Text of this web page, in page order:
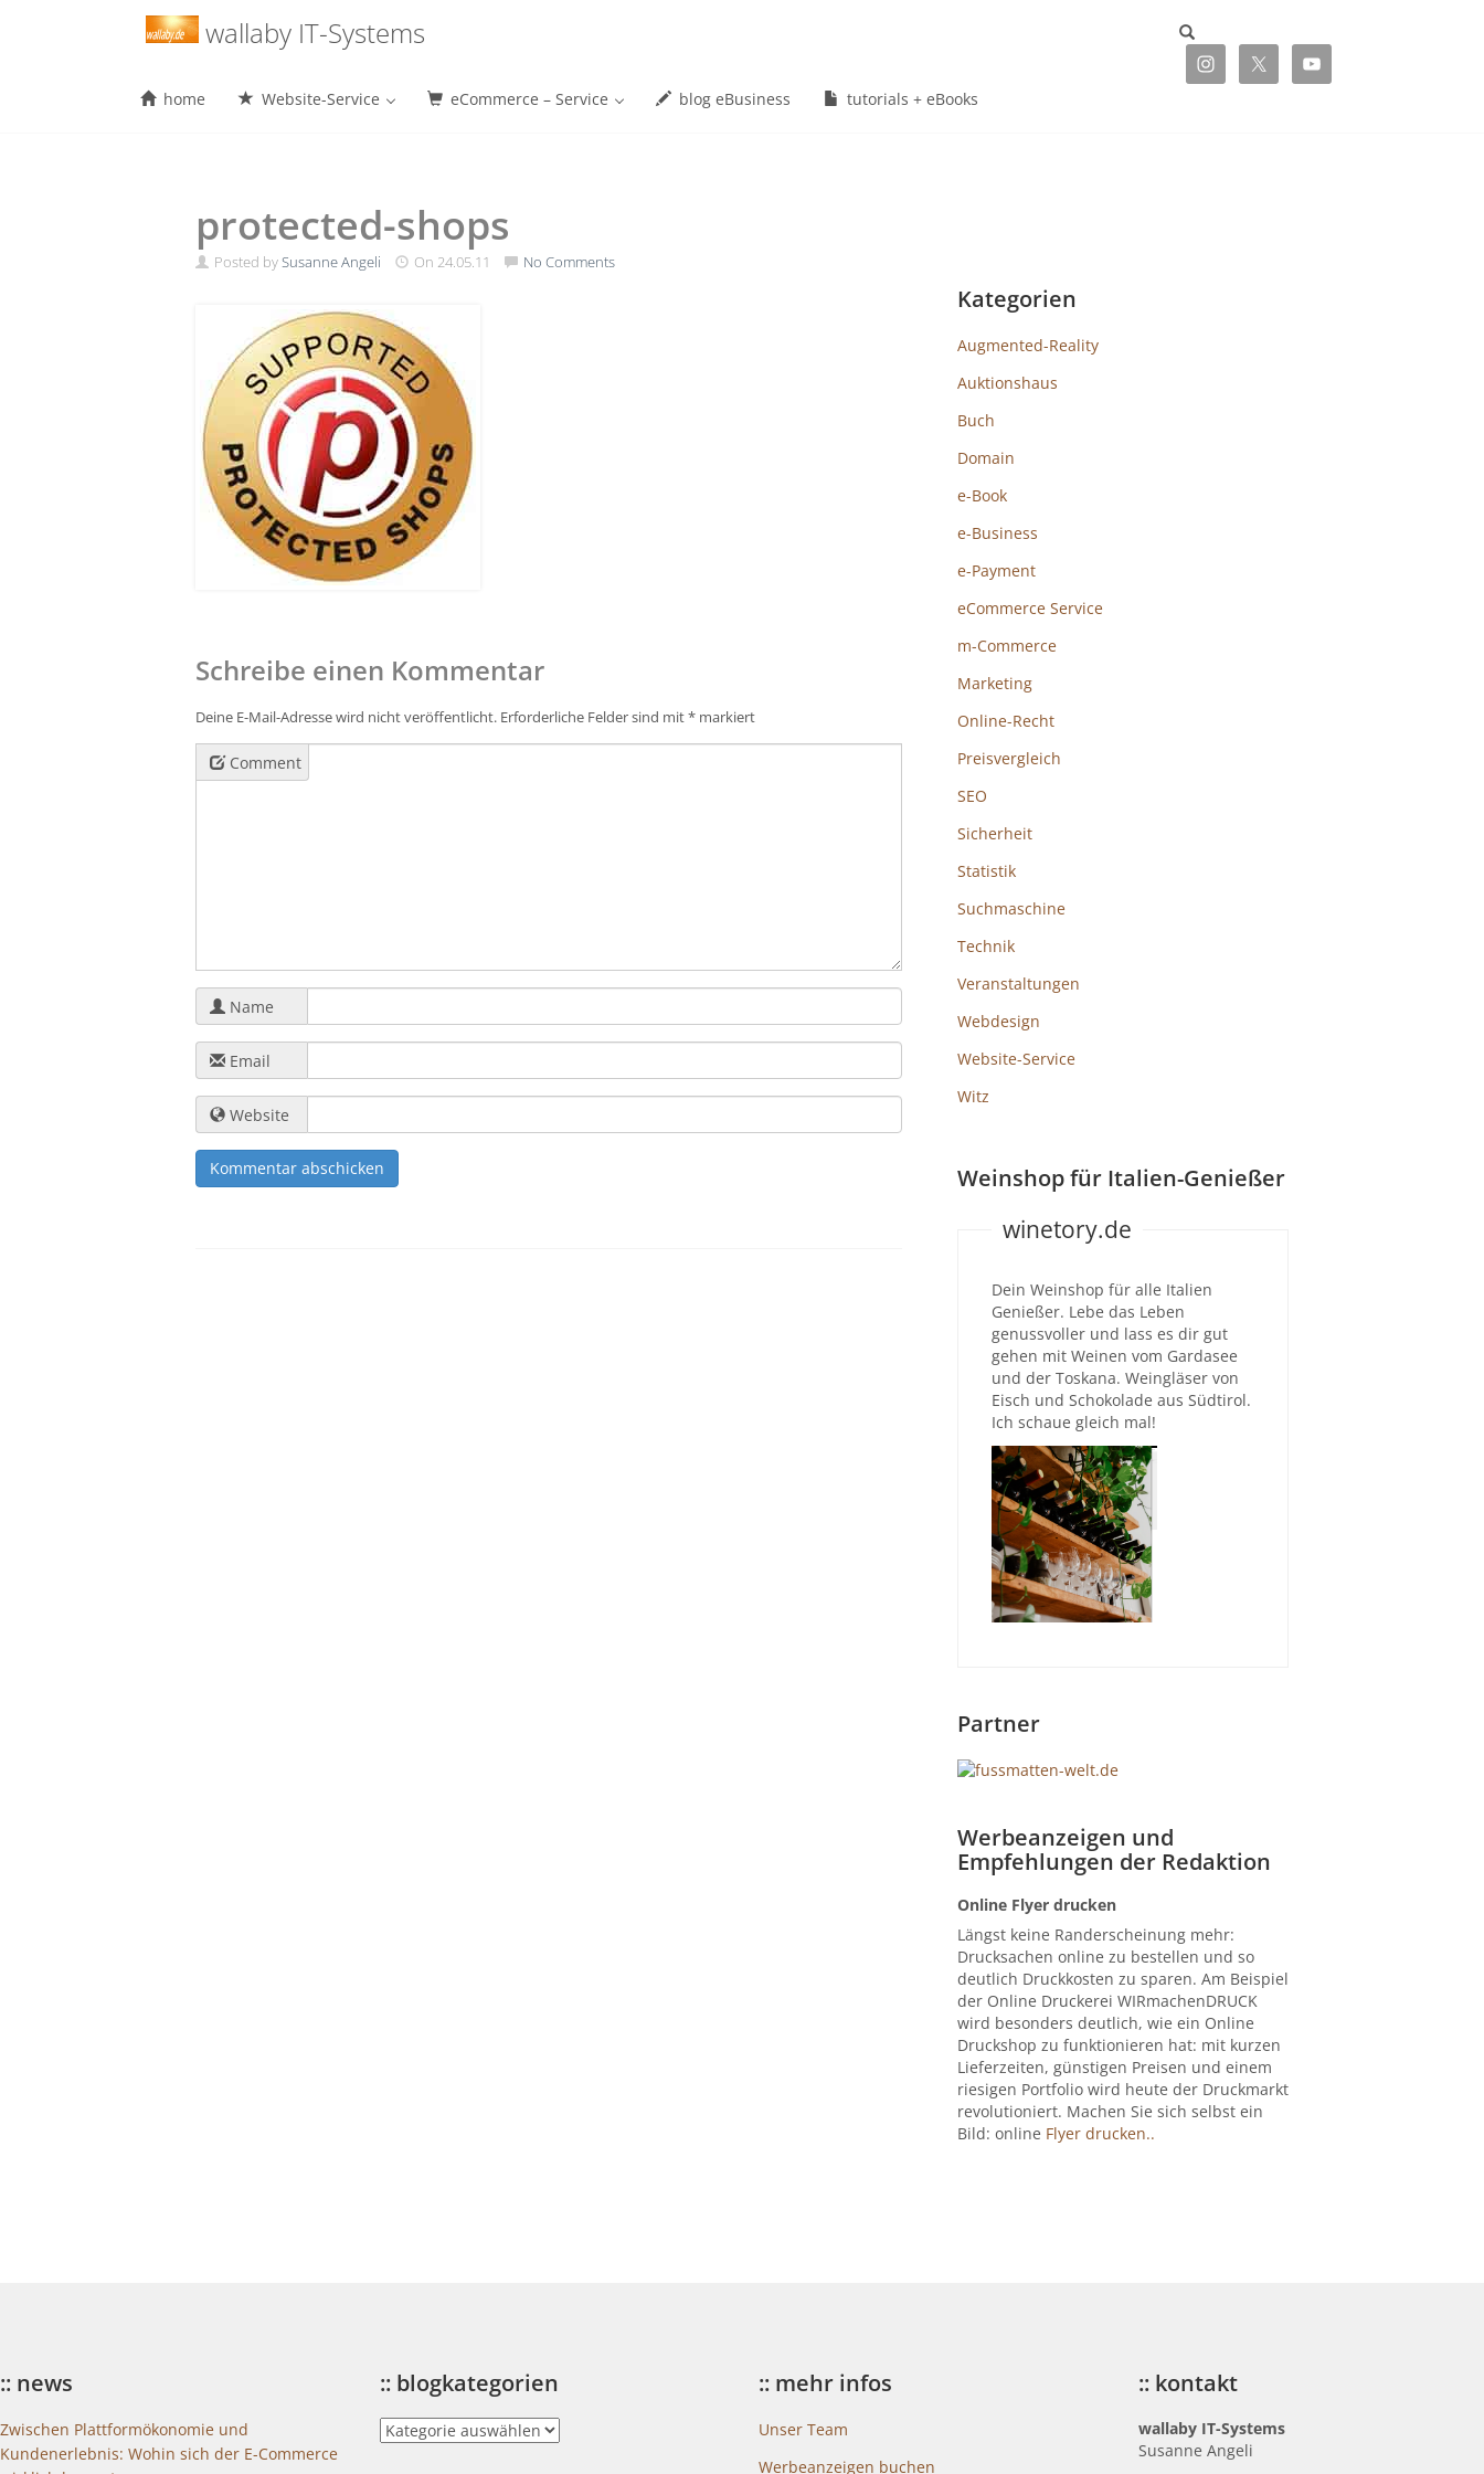
wallaby IT-Systems
Menu
home Website-Service eCommerce – Service blog eBusiness tutorials + eBooks
protected-shops
Posted bySusanne Angeli On 24.05.11 No Comments
Schreibe einen Kommentar
Deine E-Mail-Adresse wird nicht veröffentlicht. Erforderliche Felder sind mit* markiert
Comment
Name
Email
Website
Kategorien
Augmented-Reality
Auktionshaus
Buch
Domain
e-Book
e-Business
e-Payment
eCommerce Service
m-Commerce
Marketing
Online-Recht
Preisvergleich
SEO
Sicherheit
Statistik
Suchmaschine
Technik
Veranstaltungen
Webdesign
Website-Service
Witz
Weinshop für Italien-Genießer
winetory.de
Dein Weinshop für alle Italien
Genießer. Lebe das Leben
genussvoller und lass es dir gut
gehen mit Weinen vom Gardasee
und der Toskana. Weingläser von
Eisch und Schokolade aus Südtirol.
Ich schaue gleich mal!
Partner
Werbeanzeigen und
Empfehlungen der Redaktion
Online Flyer drucken
Längst keine Randerscheinung mehr:
Drucksachen online zu bestellen und so
deutlich Druckkosten zu sparen. Am Beispiel
der Online Druckerei WIRmachenDRUCK
wird besonders deutlich, wie ein Online
Druckshop zu funktionieren hat: mit kurzen
Lieferzeiten, günstigen Preisen und einem
riesigen Portfolio wird heute der Druckmarkt
revolutioniert. Machen Sie sich selbst ein
Bild: online Flyer drucken..
:: news
Zwischen Plattformökonomie und
Kundenerlebnis: Wohin sich der E-Commerce
:: blogkategorien
::
blogkategorien
:: mehr infos
Unser Team
Werbeanzeigen buchen
:: kontakt
wallaby IT-Systems
Susanne Angeli